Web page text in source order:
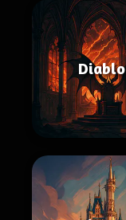
Diablo